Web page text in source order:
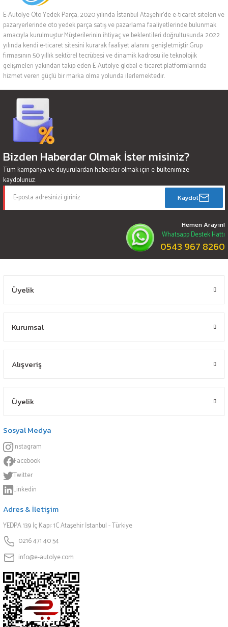
E-Autolye Oto Yedek Parça, 2020 yılında İstanbul Ataşehir’de e-ticaret siteleri ve
pazaryerlerinde oto yedek parça satış ve pazarlama faaliyetlerinde bulunmak
amacıyla kurulmuştur.Müşterilerinin ihtiyaç ve beklentileri doğrultusunda 2022
yılında kendi e-ticaret sitesini kurarak faaliyet alanını genişletmiştir.Grup
firmasının 50 yıllık sektörel tecrübesi ve dinamik kadrosu ile teknolojik
gelişmeleri yakından takip eden E-Autolye global e-ticaret platformlarında
hizmet veren güçlü bir marka olma yolunda ilerlemektedir.
Bizden Haberdar Olmak İster misiniz?
Tüm kampanya ve duyurulardan haberdar olmak için e-bültenimize
kaydolunuz.
Kaydol
Hemen Arayın!
Whatsapp Destek Hattı
0543 967 8260
Üyelik
Kurumsal
Alışveriş
Üyelik
Sosyal Medya
Instagram
Facebook
Twitter
Linkedin
Adres & İletişim
YEDPA 139 İç Kapı: 1C Ataşehir İstanbul - Türkiye
0216 471 40 54
info@e-autolye.com